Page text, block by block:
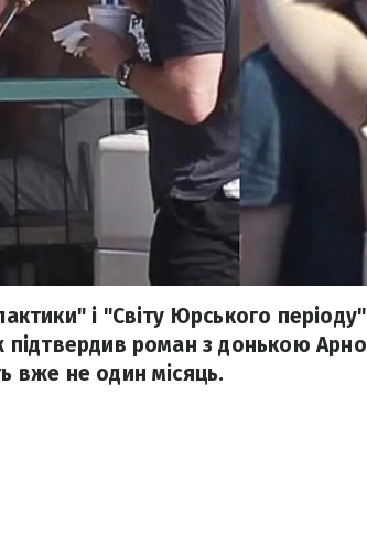
і "Світу Юрського
підтвердив роман з донькою
вже не один місяць.